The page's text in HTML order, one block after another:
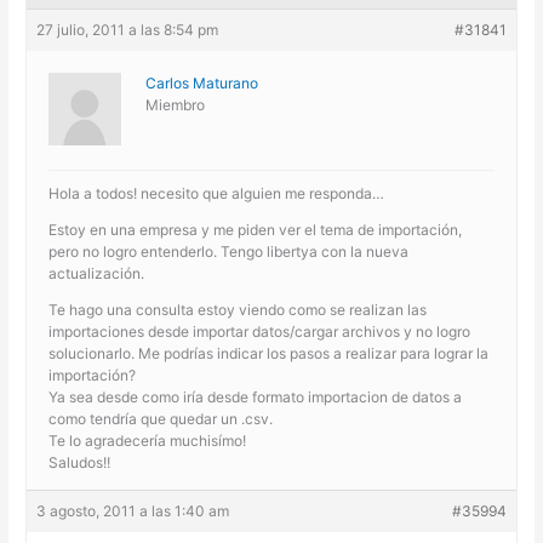
27 julio, 2011 a las 8:54 pm #31841
Carlos Maturano
Miembro
Hola a todos! necesito que alguien me responda…
Estoy en una empresa y me piden ver el tema de importación,
pero no logro entenderlo. Tengo libertya con la nueva
actualización.
Te hago una consulta estoy viendo como se realizan las
importaciones desde importar datos/cargar archivos y no logro
solucionarlo. Me podrías indicar los pasos a realizar para lograr la
importación?
Ya sea desde como iría desde formato importacion de datos a
como tendría que quedar un .csv.
Te lo agradecería muchisímo!
Saludos!!
3 agosto, 2011 a las 1:40 am #35994